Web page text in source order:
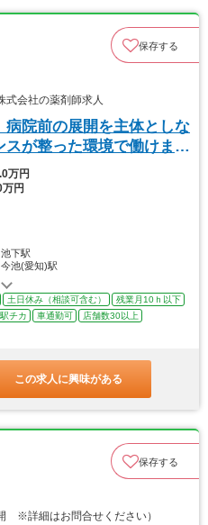
保存する
会社の薬剤師求人
病院前の展開を主体としな
が整った環境で働けま
万円
万円
下駅
池(愛知)駅
土日休み（相談可含む）
残業月10ｈ以下
駅チカ 車通勤可
店舗数30以上
この求人に興味がある
保存する
※詳細はお問合せください）